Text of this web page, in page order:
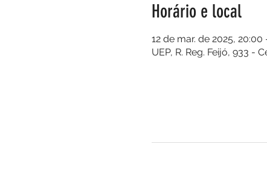
Horário e local
12 de mar. de 2025, 20:00
UEP, R. Reg. Feijó, 933 -